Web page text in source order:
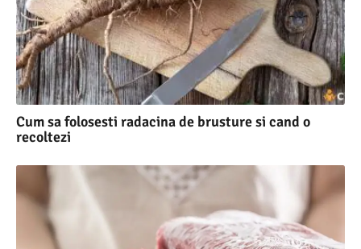
Cum sa folosesti radacina de brusture si cand o
recoltezi